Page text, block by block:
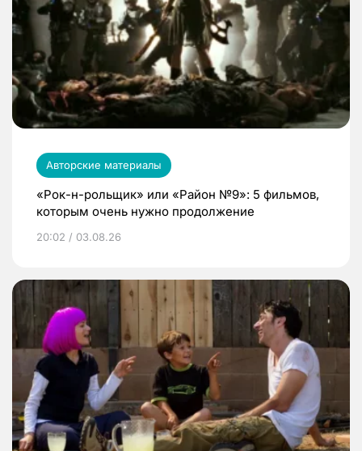
Авторские материалы
«Рок-н-рольщик» или «Район №9»: 5 фильмов,
которым очень нужно продолжение
20:02 / 03.08.26